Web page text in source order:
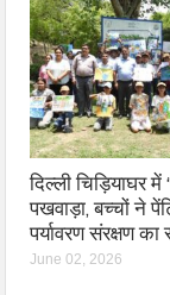
दिल्ली चिड़ियाघर में
पखवाड़ा, बच्चों ने
पर्यावरण संरक्षण
June 02, 2026